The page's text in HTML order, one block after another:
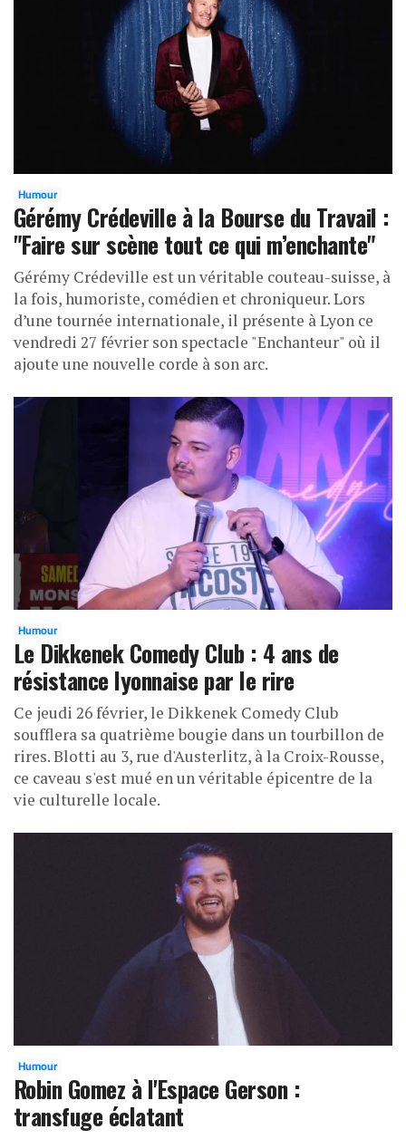
Humour
Gérémy Crédeville à la Bourse du Travail :
"Faire sur scène tout ce qui m’enchante"
Gérémy Crédeville est un véritable couteau-suisse, à
la fois, humoriste, comédien et chroniqueur. Lors
d’une tournée internationale, il présente à Lyon ce
vendredi 27 février son spectacle "Enchanteur" où il
ajoute une nouvelle corde à son arc.
Humour
Le Dikkenek Comedy Club : 4 ans de
résistance lyonnaise par le rire
Ce jeudi 26 février, le Dikkenek Comedy Club
soufflera sa quatrième bougie dans un tourbillon de
rires. Blotti au 3, rue d'Austerlitz, à la Croix-Rousse,
ce caveau s'est mué en un véritable épicentre de la
vie culturelle locale.
Humour
Robin Gomez à l'Espace Gerson :
transfuge éclatant